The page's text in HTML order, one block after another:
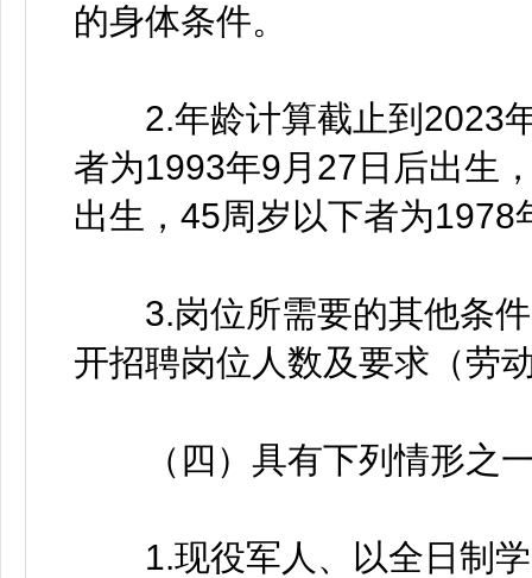
的身体条件。
2.年龄计算截止到2023年
者为1993年9月27日后出生
出生，45周岁以下者为1978
3.岗位所需要的其他条件
开招聘岗位人数及要求（劳
（四）具有下列情形之一
1.现役军人、以全日制学